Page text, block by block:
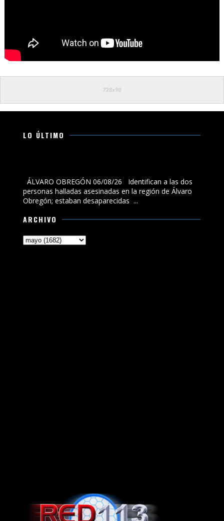
LO ÚLTIMO
ÁLVARO OBREGÓN 06/08/26 Identifican a las dos
personas halladas asesinadas en la región de Álvaro
Obregón; estaban desaparecidas ...
ARCHIVO